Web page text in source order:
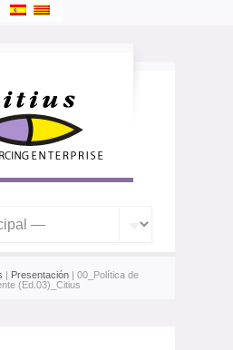
| Presentación | 00_Política de
(Ed.03)_Citius